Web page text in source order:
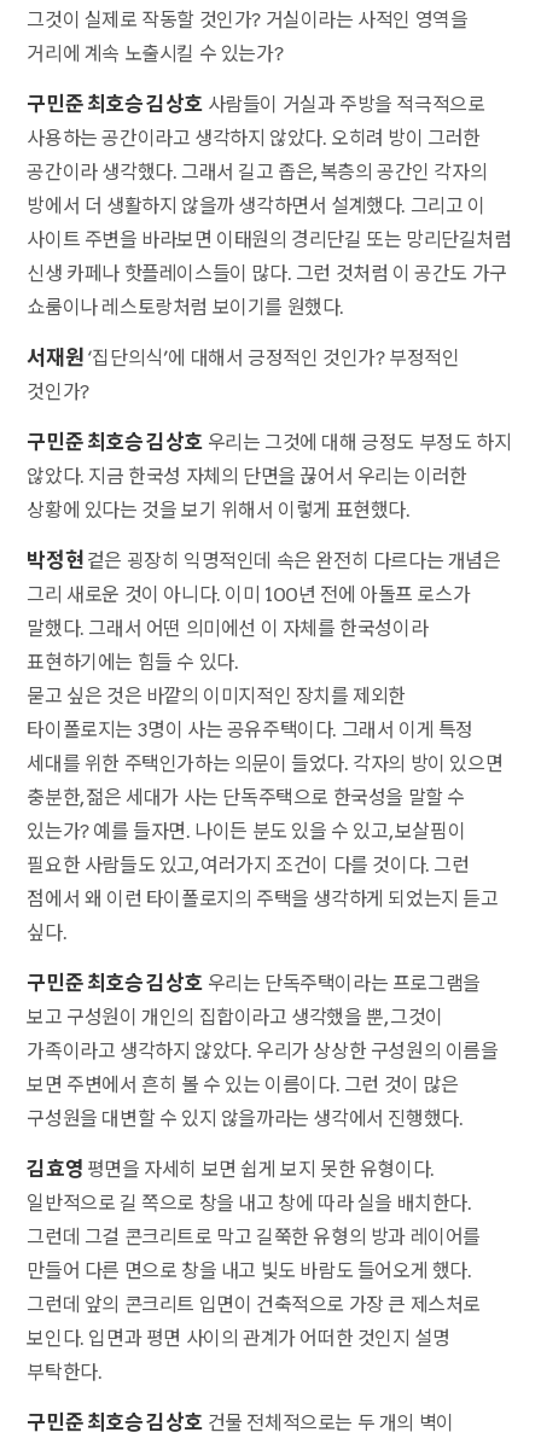
그것이 실제로 작동할 것인가? 거실이라는 사적인 영역을
거리에 계속 노출시킬 수 있는가?
구민준 최호승 김상호 사람들이 거실과 주방을 적극적으로
사용하는 공간이라고 생각하지 않았다. 오히려 방이 그러한
공간이라 생각했다. 그래서 길고 좁은, 복층의 공간인 각자의
방에서 더 생활하지 않을까 생각하면서 설계했다. 그리고 이
사이트 주변을 바라보면 이태원의 경리단길 또는 망리단길처럼
신생 카페나 핫플레이스들이 많다. 그런 것처럼 이 공간도 가구
쇼룸이나 레스토랑처럼 보이기를 원했다.
서재원 ‘집단의식’에 대해서 긍정적인 것인가? 부정적인
것인가?
구민준 최호승 김상호 우리는 그것에 대해 긍정도 부정도 하지
않았다. 지금 한국성 자체의 단면을 끊어서 우리는 이러한
상황에 있다는 것을 보기 위해서 이렇게 표현했다.
박정현 겉은 굉장히 익명적인데 속은 완전히 다르다는 개념은
그리 새로운 것이 아니다. 이미 100년 전에 아돌프 로스가
말했다. 그래서 어떤 의미에선 이 자체를 한국성이라
표현하기에는 힘들 수 있다.
묻고 싶은 것은 바깥의 이미지적인 장치를 제외한
타이폴로지는 3명이 사는 공유주택이다. 그래서 이게 특정
세대를 위한 주택인가하는 의문이 들었다. 각자의 방이 있으면
충분한, 젊은 세대가 사는 단독주택으로 한국성을 말할 수
있는가? 예를 들자면. 나이든 분도 있을 수 있고, 보살핌이
필요한 사람들도 있고, 여러가지 조건이 다를 것이다. 그런
점에서 왜 이런 타이폴로지의 주택을 생각하게 되었는지 듣고
싶다.
구민준 최호승 김상호 우리는 단독주택이라는 프로그램을
보고 구성원이 개인의 집합이라고 생각했을 뿐, 그것이
가족이라고 생각하지 않았다. 우리가 상상한 구성원의 이름을
보면 주변에서 흔히 볼 수 있는 이름이다. 그런 것이 많은
구성원을 대변할 수 있지 않을까라는 생각에서 진행했다.
김효영 평면을 자세히 보면 쉽게 보지 못한 유형이다.
일반적으로 길 쪽으로 창을 내고 창에 따라 실을 배치한다.
그런데 그걸 콘크리트로 막고 길쭉한 유형의 방과 레이어를
만들어 다른 면으로 창을 내고 빛도 바람도 들어오게 했다.
그런데 앞의 콘크리트 입면이 건축적으로 가장 큰 제스처로
보인다. 입면과 평면 사이의 관계가 어떠한 것인지 설명
부탁한다.
구민준 최호승 김상호 건물 전체적으로는 두 개의 벽이